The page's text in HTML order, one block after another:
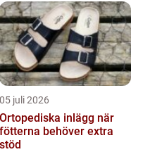
05 juli 2026
Ortopediska inlägg när
fötterna behöver extra
stöd